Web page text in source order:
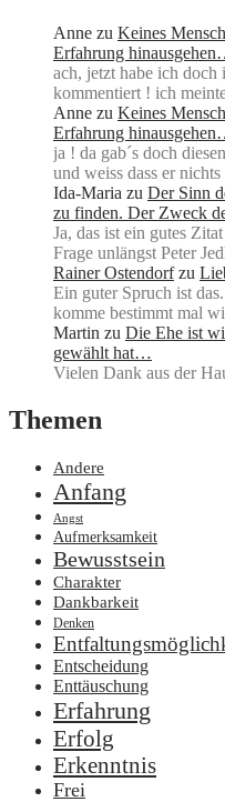
Anne zu Keines
Erfahrung
ach, jetzt habe ich doch
kommentiert ! ich
Anne zu Keines
Erfahrung
ja ! da gab´s doch
und weiss dass er
Ida-Maria zu Der Sinn
zu finden. Der Zweck
Ja, das ist ein gutes
Frage unlängst Peter
Rainer Ostendorf zu
Ein guter Spruch ist
komme bestimmt mal
Martin zu Die Ehe ist
gewählt hat…
Vielen Dank aus der
Themen
Andere
Anfang
Angst
Aufmerksamkeit
Bewusstsein
Charakter
Dankbarkeit
Denken
Entscheidung
Enttäuschung
Erfahrung
Erfolg
Erkenntnis
Frei